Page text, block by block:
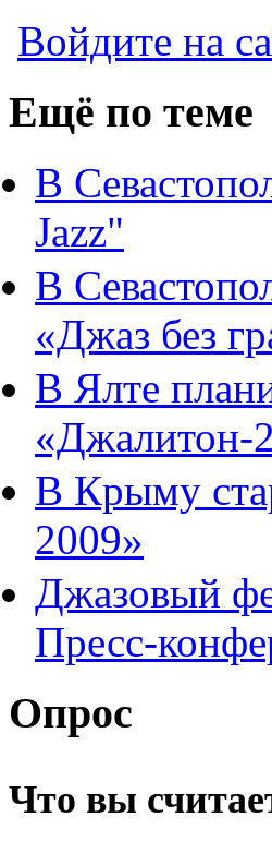
Войдите на
Ещё по теме
В
Jazz"
В
«Джаз без
В Ялте
«Джалитон-
В Крыму
2009»
Джазовый
Пресс-
Опрос
Что вы